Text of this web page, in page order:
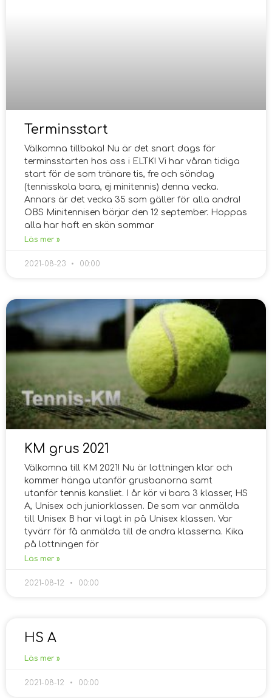
Terminsstart
Välkomna tillbaka! Nu är det snart dags för
terminsstarten hos oss i ELTK! Vi har våran tidiga
start för de som tränare tis, fre och söndag
(tennisskola bara, ej minitennis) denna vecka.
Annars är det vecka 35 som gäller för alla andra!
OBS Minitennisen börjar den 12 september. Hoppas
alla har haft en skön sommar
Läs mer »
2021-08-23 00:00
KM grus 2021
Välkomna till KM 2021! Nu är lottningen klar och
kommer hänga utanför grusbanorna samt
utanför tennis kansliet. I år kör vi bara 3 klasser, HS
A, Unisex och juniorklassen. De som var anmälda
till Unisex B har vi lagt in på Unisex klassen. Var
tyvärr för få anmälda till de andra klasserna. Kika
på lottningen för
Läs mer »
2021-08-12 00:00
HS A
Läs mer »
2021-08-12 00:00